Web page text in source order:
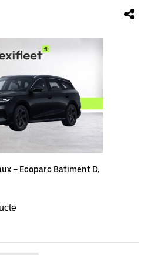
– Ecoparc Batiment D,